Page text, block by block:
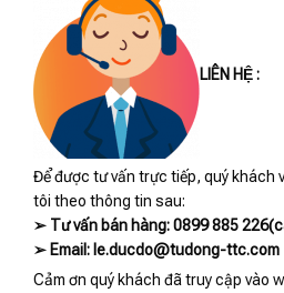
LIÊN HỆ :
Để được tư vấn trực tiếp, quý khách
tôi theo thông tin sau:
➢ Tư vấn bán hàng: 0899 885
➢ Email: le.ducdo@tudong-ttc.com
Cảm ơn quý khách đã truy cập vào